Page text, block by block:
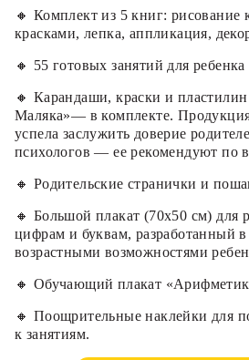
🔸 Комплект из 5 книг: рисование
красками, лепка, аппликация,
🔸 55 готовых занятий для ребенка
🔸 Карандаши, краски и
Маляка»— в комплекте.
успела заслужить доверие
психологов — ее рекомендуют по
🔸 Родительские странички и
🔸 Большой плакат (70х50 см) для
цифрам и буквам, разработанный в
возрастными возможностями
🔸 Обучающий плакат
🔸 Поощрительные наклейки для
к занятиям.